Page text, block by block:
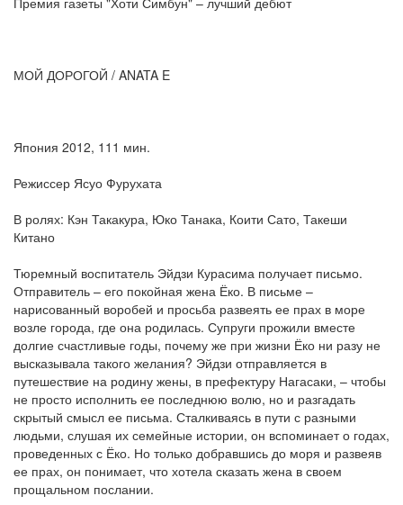
МОЙ ДОРОГОЙ / ANATA E
Япония 2012, 111 мин.
Режиссер Ясуо Фурухата
В ролях: Кэн Такакура, Юко Танака, Коити Сато, Такеши
Китано
Тюремный воспитатель Эйдзи Курасима получает письмо.
Отправитель – его покойная жена Ёко. В письме –
нарисованный воробей и просьба развеять ее прах в море
возле города, где она родилась. Супруги прожили вместе
долгие счастливые годы, почему же при жизни Ёко ни разу не
высказывала такого желания? Эйдзи отправляется в
путешествие на родину жены, в префектуру Нагасаки, – чтобы
не просто исполнить ее последнюю волю, но и разгадать
скрытый смысл ее письма. Сталкиваясь в пути с разными
людьми, слушая их семейные истории, он вспоминает о годах,
проведенных с Ёко. Но только добравшись до моря и развеяв
ее прах, он понимает, что хотела сказать жена в своем
прощальном послании.